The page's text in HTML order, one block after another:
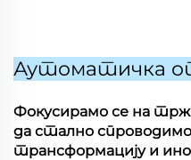
Аутоматичка
Фокусирамо се на
да стално
трансформацију и